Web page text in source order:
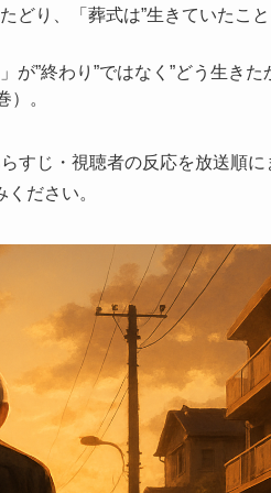
どり、「葬式は”生きていたこ
が”終わり”ではなく”どう生き
。
すじ・視聴者の反応を放送順
ださい。